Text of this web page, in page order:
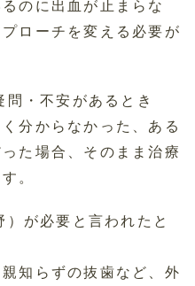
のに出血が止まらな
ローチを変える必要が
・不安があるとき
分からなかった、ある
た場合、そのまま治療
。
が必要と言われたと
知らずの抜歯など、外